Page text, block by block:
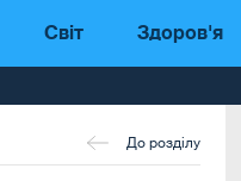
Світ Здоров'я
До розділу